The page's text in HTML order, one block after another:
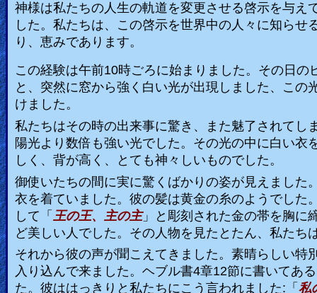
🎞
Worship
Music
🎞
Vids
for
New
Believers
Heaven
神様は私たちの人生の軌道を変更させる啓示を与
した。私たちは、この啓示を世界中の人々に知らせ
り、恵みであります。
この経験は午前10時ごろに始まりました。その日の
と、突然に窓から強く白い光が出現しました、こ
けました。
私たちはその時の出来事に驚き、また魅了されて
陽光より数倍も強い光でした。その光の中に白い
しく、背が高く、とても神々しいものでした。
御使いたちの間に実に驚くばかりの姿が見えまし
衣を着ていました。彼の髪は黄金の糸のようでし
して「 王の王、主の主」と彫刻された金の帯を胸に
ど美しい人でした。その人物を見たとたん、私たち
それから彼の声が聞こえてきました。素晴らしい
入り込んで来ました。ヘブル書4章12節に書いてあ
た。彼ははっきりと私たちにこう言われました: 「 私